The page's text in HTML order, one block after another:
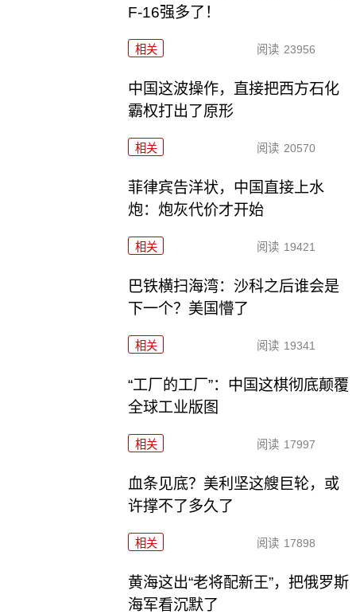
F-16强多了！
相关 阅读 23956
中国这波操作，直接把西方石化
霸权打出了原形
相关 阅读 20570
菲律宾告洋状，中国直接上水
炮：炮灰代价才开始
相关 阅读 19421
巴铁横扫海湾：沙科之后谁会是
下一个？美国懵了
相关 阅读 19341
“工厂的工厂”：中国这棋彻底颠覆
全球工业版图
相关 阅读 17997
血条见底？美利坚这艘巨轮，或
许撑不了多久了
相关 阅读 17898
黄海这出“老将配新王”，把俄罗斯
海军看沉默了